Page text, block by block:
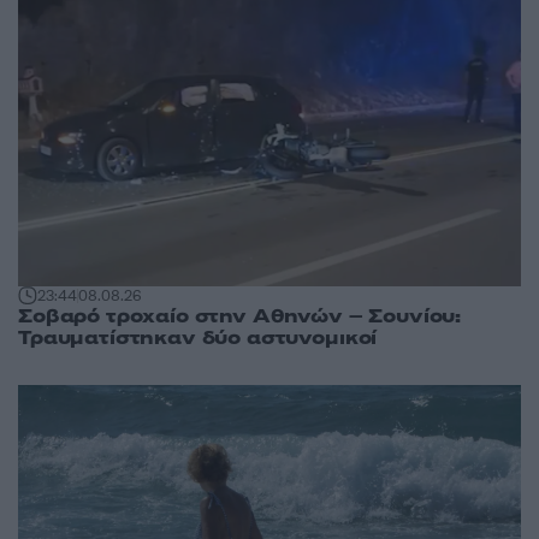
23:4408.08.26
Σοβαρό τροχαίο στην Αθηνών – Σουνίου:
Τραυματίστηκαν δύο αστυνομικοί